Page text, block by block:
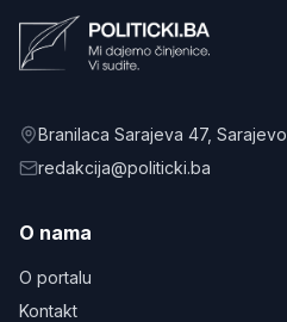
Branilaca Sarajeva 47, Sarajevo
redakcija@politicki.ba
O nama
O portalu
Kontakt